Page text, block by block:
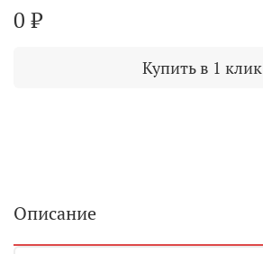
0 ₽
Купить в 1 клик
Описание